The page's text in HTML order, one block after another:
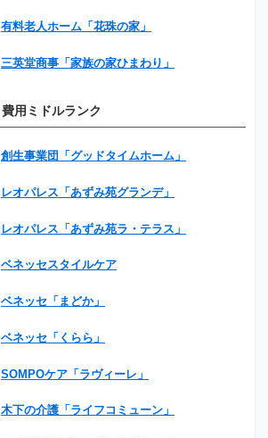
有料老人ホーム「花珠の家」
三英堂商事「家族の家ひまわり」
費用ミドルランク
創生事業団「グッドタイムホーム」
レオパレス「あずみ苑グランデ」
レオパレス「あずみ苑ラ・テラス」
ベネッセスタイルケア
ベネッセ「まどか」
ベネッセ「くらら」
SOMPOケア「ラヴィーレ」
木下の介護「ライフコミューン」